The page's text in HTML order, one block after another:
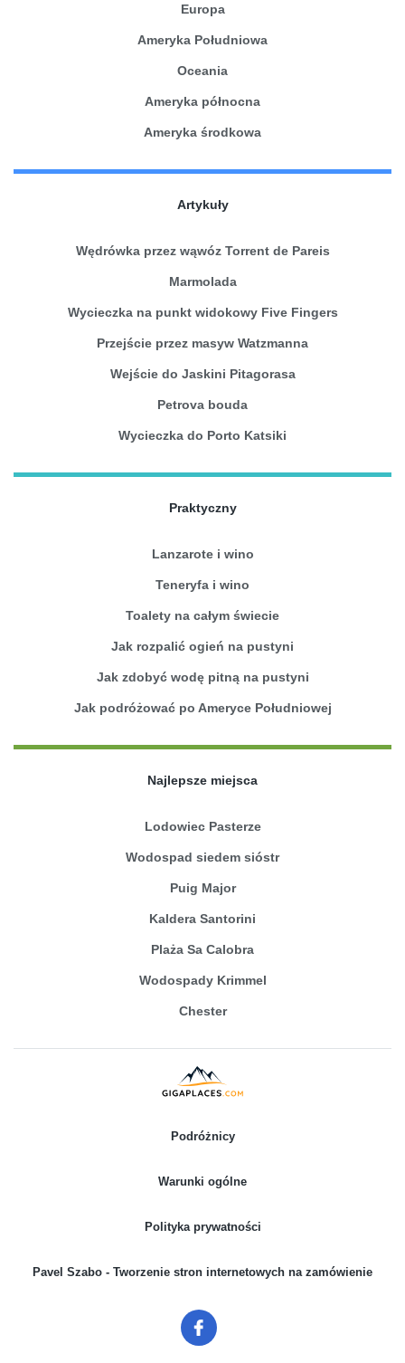
Europa
Ameryka Południowa
Oceania
Ameryka północna
Ameryka środkowa
Artykuły
Wędrówka przez wąwóz Torrent de Pareis
Marmolada
Wycieczka na punkt widokowy Five Fingers
Przejście przez masyw Watzmanna
Wejście do Jaskini Pitagorasa
Petrova bouda
Wycieczka do Porto Katsiki
Praktyczny
Lanzarote i wino
Teneryfa i wino
Toalety na całym świecie
Jak rozpalić ogień na pustyni
Jak zdobyć wodę pitną na pustyni
Jak podróżować po Ameryce Południowej
Najlepsze miejsca
Lodowiec Pasterze
Wodospad siedem sióstr
Puig Major
Kaldera Santorini
Plaża Sa Calobra
Wodospady Krimmel
Chester
Podróżnicy
Warunki ogólne
Polityka prywatności
Pavel Szabo - Tworzenie stron internetowych na zamówienie